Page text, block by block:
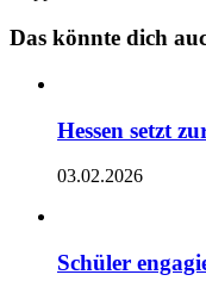
Das könnte dich
Hessen setzt
03.02.2026
Schüler